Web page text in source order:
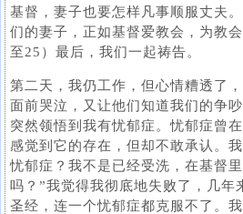
基督，妻子也要怎样凡事顺服丈夫
们的妻子，正如基督爱教会，为教
至25）最后，我们一起祷告。
第二天，我仍工作，但心情糟透了
面前哭泣，又让他们知道我们的争
突然领悟到我有忧郁症。忧郁症曾
感觉到它的存在，但却不敢承认。
忧郁症？我不是已经受洗，在基督
吗？”我觉得我彻底地失败了，几年
圣经，连一个忧郁症都克服不了。